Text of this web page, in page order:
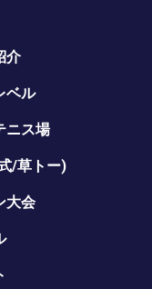
介
ベル
ニス場
/草トー)
大会